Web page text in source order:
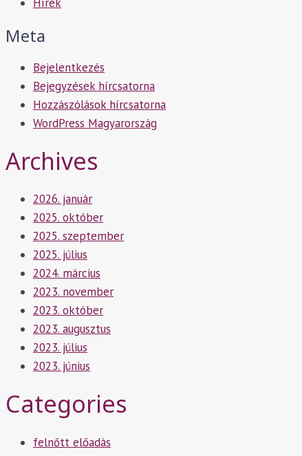
Meta
Bejelentkezés
Bejegyzések hírcsatorna
Hozzászólások hírcsatorna
WordPress Magyarország
Archives
2026. január
2025. október
2025. szeptember
2025. július
2024. március
2023. november
2023. október
2023. augusztus
2023. július
2023. június
Categories
felnőtt előadás